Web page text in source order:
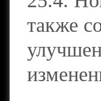
также